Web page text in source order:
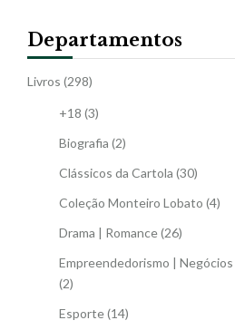
Departamentos
Livros (298)
+18 (3)
Biografia (2)
Clássicos da Cartola (30)
Coleção Monteiro Lobato (4)
Drama | Romance(26)
Empreendedorismo | Negócios
(2)
Esporte(14)